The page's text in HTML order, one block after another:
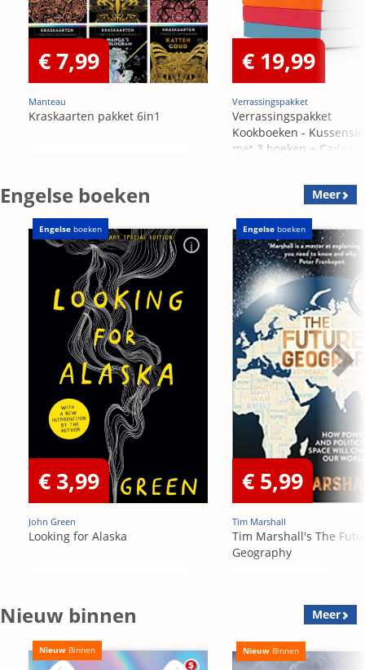
€ 7,99
Manteau
Kraskaarten pakket 6in1
€ 19,99
Verrassingspakket
Verrassingspakket
Kookboeken -
met 3 boeken + Cadeau
Engelse boeken Meer
Engelse boeken
€ 3,99
John Green
Looking for Alaska
Engelse boeken
€ 5,99
Tim Marshall
Tim Marshall's The
Geography
Nieuw binnen Meer
Nieuw Binnen Nieuw Binnen